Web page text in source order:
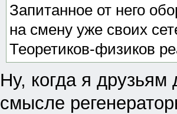
Запитанное от него
на смену уже своих
Теоретиков-физиков
Ну, когда я друзьям
смысле